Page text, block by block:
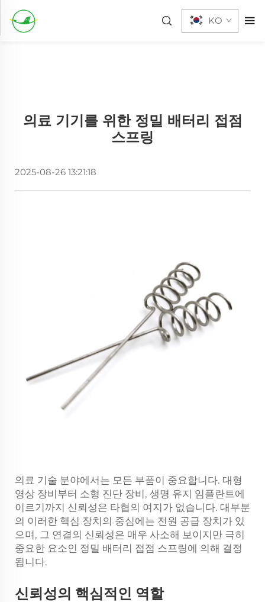
KO
의료 기기를 위한 정밀 배터리 접점
스프링
2025-08-26 13:21:18
의료 기술 분야에서는 모든 부품이 중요합니다. 대형
영상 장비부터 소형 진단 장비, 생명 유지 임플란트에
이르기까지 신뢰성은 타협의 여지가 없습니다. 대부분
의 이러한 핵심 장치의 중심에는 전원 공급 장치가 있
으며, 그 연결의 신뢰성은 매우 사소해 보이지만 극히
중요한 요소인 정밀 배터리 접점 스프링에 의해 결정
됩니다.
신뢰성의 핵심적인 역할